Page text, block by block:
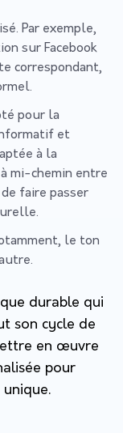
Par exemple,
sur Facebook
correspondant,
pour la
et
à la
mi-chemin entre
faire passer
le ton
durable qui
son cycle de
en œuvre
pour